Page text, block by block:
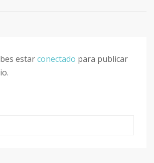
estarconectado para publicar